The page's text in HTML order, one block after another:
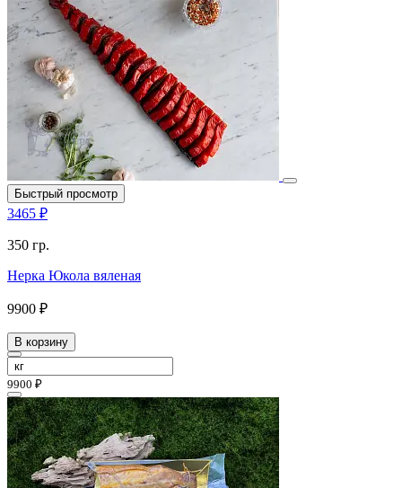
Быстрый просмотр
3465 ₽
350 гр.
Нерка Юкола вяленая
9900 ₽
В корзину
9900 ₽